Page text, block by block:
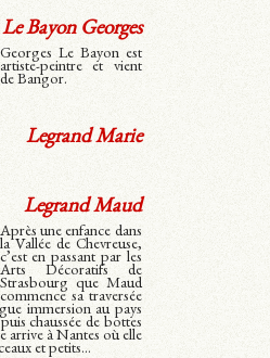
Le Bayon Georges
Georges Le Bayon est
artiste-peintre et vient
de Bangor.
Legrand Marie
Legrand Maud
Après une enfance dans
la Vallée de Chevreuse,
c’est en passant par les
Arts Décoratifs de
Strasbourg que Maud
commence sa traversée
immersion au pays
chaussée de bottes
arrive à Nantes où elle
et petits...